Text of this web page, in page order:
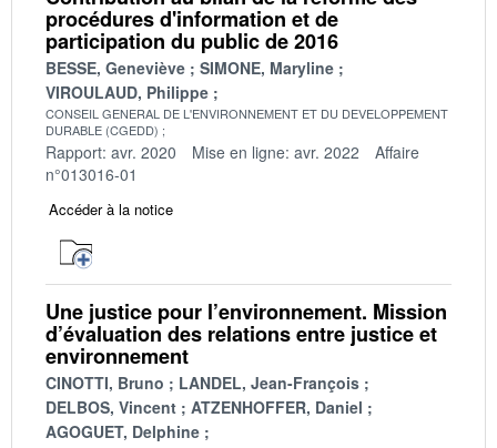
procédures d'information et de
participation du public de 2016
BESSE, Geneviève
SIMONE, Maryline
VIROULAUD, Philippe
CONSEIL GENERAL DE L'ENVIRONNEMENT ET DU DEVELOPPEMENT
DURABLE (CGEDD)
Rapport: avr. 2020 Mise en ligne: avr. 2022
Affaire
n°013016-01
Accéder à la notice
Une justice pour l’environnement. Mission
d’évaluation des relations entre justice et
environnement
CINOTTI, Bruno
LANDEL, Jean-François
DELBOS, Vincent
ATZENHOFFER, Daniel
AGOGUET, Delphine